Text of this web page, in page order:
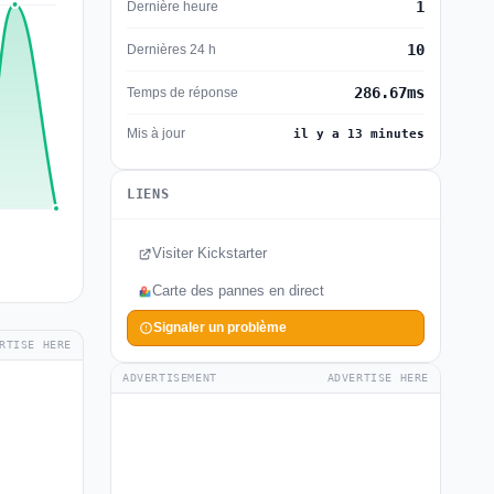
HERE
Dernière heure 1
Dernières 24 h 10
Temps de réponse 286.67ms
Mis à jour il y a 13 minutes
LIENS
Visiter Kickstarter
Carte des pannes en direct
Signaler un problème
ADVERTISEMENT ADVERTISE HERE